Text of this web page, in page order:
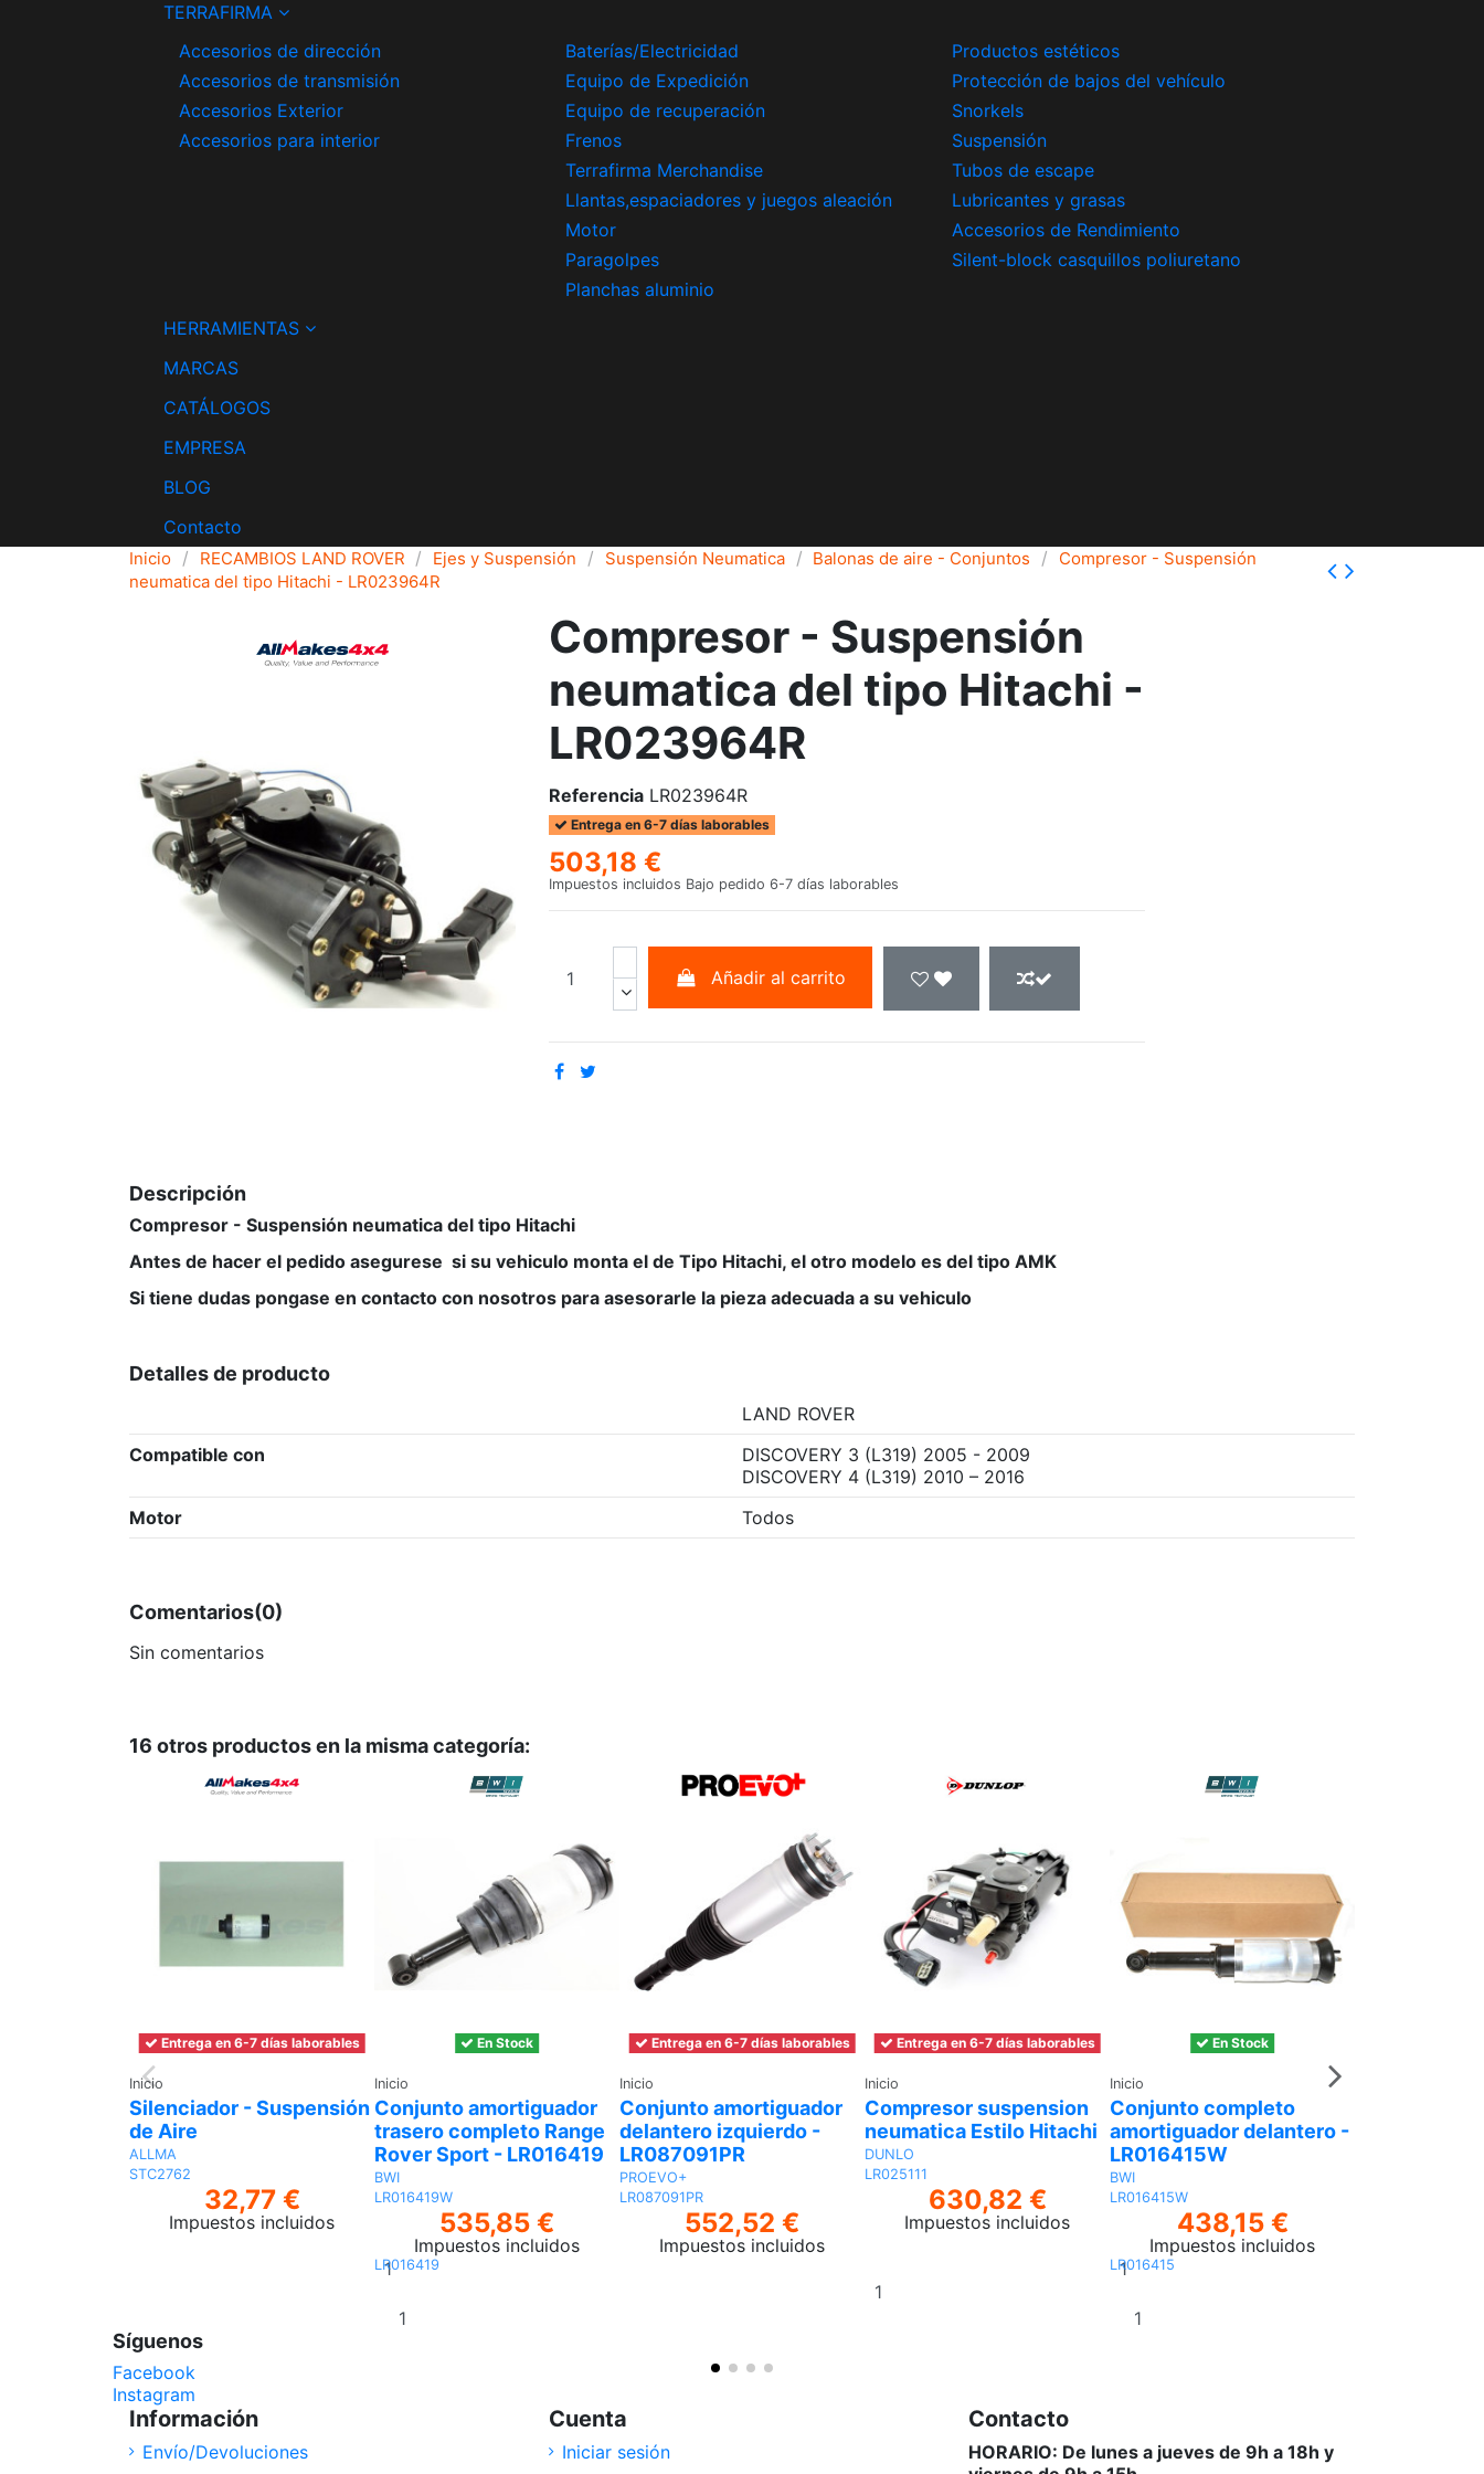
TERRAFIRMA
Accesorios de dirección
Accesorios de transmisión
Accesorios Exterior
Accesorios para interior
Baterías/Electricidad
Equipo de Expedición
Equipo de recuperación
Frenos
Terrafirma Merchandise
Llantas,espaciadores y juegos aleación
Motor
Paragolpes
Planchas aluminio
Productos estéticos
Protección de bajos del vehículo
Snorkels
Suspensión
Tubos de escape
Lubricantes y grasas
Accesorios de Rendimiento
Silent-block casquillos poliuretano
HERRAMIENTAS
MARCAS
CATÁLOGOS
EMPRESA
BLOG
Contacto
Inicio RECAMBIOS LAND ROVER Ejes y Suspensión Suspensión Neumatica Balonas de aire - Conjuntos
Compresor - Suspensión
neumatica del tipo Hitachi - LR023964R
Compresor - Suspensión
neumatica del tipo Hitachi -
LR023964R
Referencia LR023964R
Entrega en 6-7 días laborables
503,18 €
Impuestos incluidos Bajo pedido 6-7 días laborables
Añadir al carrito
Descripción
Compresor - Suspensión neumatica del tipo Hitachi
Antes de hacer el pedido asegurese si su vehiculo monta el de Tipo Hitachi, el otro modelo es del tipo AMK
Si tiene dudas pongase en contacto con nosotros para asesorarle la pieza adecuada a su vehiculo
Detalles de producto
LAND ROVER
Compatible con
DISCOVERY 3 (L319) 2005 - 2009
DISCOVERY 4 (L319) 2010 – 2016
Motor
Todos
Comentarios(0)
Sin comentarios
16 otros productos en la misma categoría:
Entrega en 6-7 días laborables
Inicio
Silenciador - Suspensión
de Aire
ALLMA
STC2762
32,77 €
Impuestos incluidos
Añadir
En Stock
Inicio
Conjunto amortiguador
trasero completo Range
Rover Sport - LR016419
BWI
LR016419W
535,85 €
Impuestos incluidos
LR016419
Entrega en 6-7 días laborables
Inicio
Conjunto amortiguador
delantero izquierdo -
LR087091PR
PROEVO+
LR087091PR
552,52 €
Impuestos incluidos
Entrega en 6-7 días laborables
Inicio
Compresor suspension
neumatica Estilo Hitachi
DUNLO
LR025111
630,82 €
Impuestos incluidos
Añadir
En Stock
Inicio
Conjunto completo
amortiguador delantero -
LR016415W
BWI
LR016415W
438,15 €
Impuestos incluidos
LR016415
Síguenos
Facebook
Instagram
Información
Envío/Devoluciones
Cuenta
Iniciar sesión
Contacto
HORARIO: De lunes a jueves de 9h a 18h y